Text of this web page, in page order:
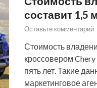
составит 1,5
Оставьте комментарий
Стоимость
кроссовером
пять лет. Такие
маркетинговое